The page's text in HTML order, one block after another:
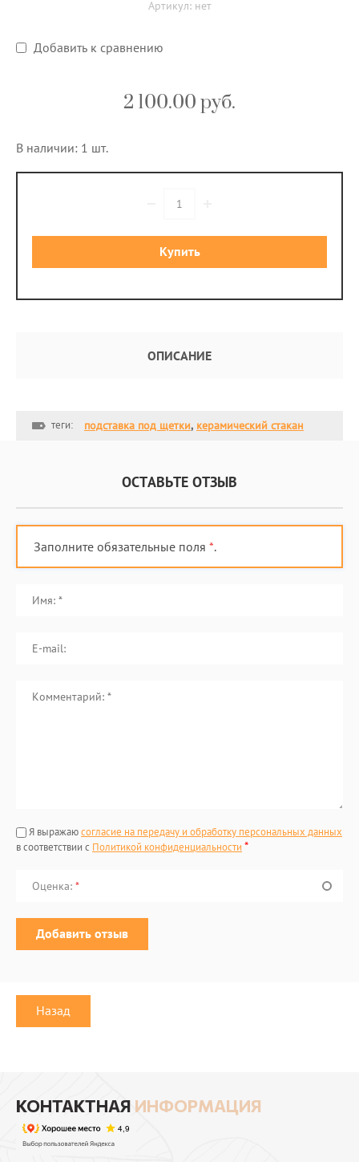
Артикул:нет
Добавить к сравнению
2 100.00 руб.
В наличии: 1 шт.
Купить
ОПИСАНИЕ
теги: подставка под щетки, керамический стакан
ОСТАВЬТЕ ОТЗЫВ
Заполните обязательные поля *.
Я выражаюсогласие на передачу и обработку персональных данных
в соответствии с Политикой конфиденциальности *
Оценка: *
Назад
КОНТАКТНАЯ ИНФОРМАЦИЯ